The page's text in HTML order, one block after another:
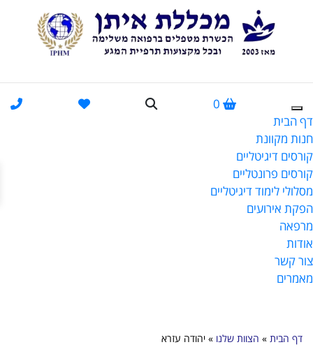
0
דף הבית
חנות מקוונת
קורסים דיגיטליים
קורסים פרונטליים
מסלולי לימוד דיגיטליים
הפקת אירועים
מרפאה
אודות
צור קשר
מאמרים
דף הבית » הצוות שלנו » יהודה עזרא